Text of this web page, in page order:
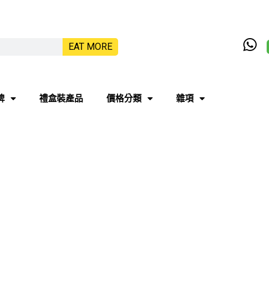
EAT MORE
禮盒裝產品 價格分類 雜項